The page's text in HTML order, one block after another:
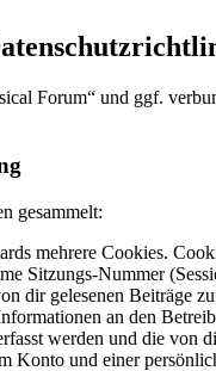
Forum“ und ggf.
gesammelt:
mehrere Cookies.
Sitzungs-Nummer
dir gelesenen Beiträge
an den
werden und die von
Konto und einer